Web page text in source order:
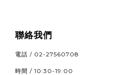
聯絡我們
電話 / 02-27560708
時間 / 10:30-19:00